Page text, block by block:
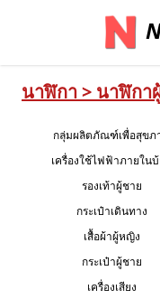
นาฬิกา > นาฬิกา
กลุ่มผลิตภัณฑ์เพื่อสุขภ
เครื่องใช้ไฟฟ้าภายใน
รองเท้าผู้ชาย
กระเป๋าเดินทาง
เสื้อผ้าผู้หญิง
กระเป๋าผู้ชาย
เครื่องเสียง